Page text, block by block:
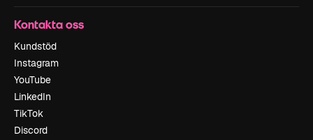
Kontakta oss
Kundstöd
Instagram
YouTube
LinkedIn
TikTok
Discord